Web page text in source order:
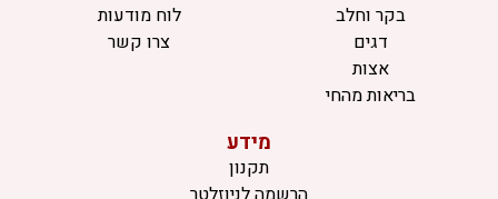
בקר וחלב
דגים
אצות
בריאות מהחי
לוח מודעות
צרו קשר
מידע
תקנון